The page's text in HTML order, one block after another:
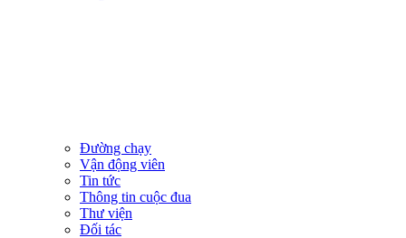
Đường chạy
Vận động viên
Tin tức
Thông tin cuộc đua
Thư viện
Đối tác